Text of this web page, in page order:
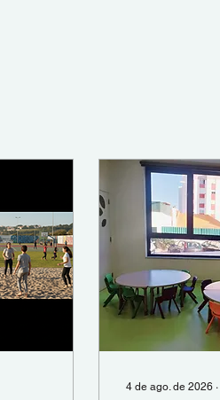
4 de ago. de 2026 ∙